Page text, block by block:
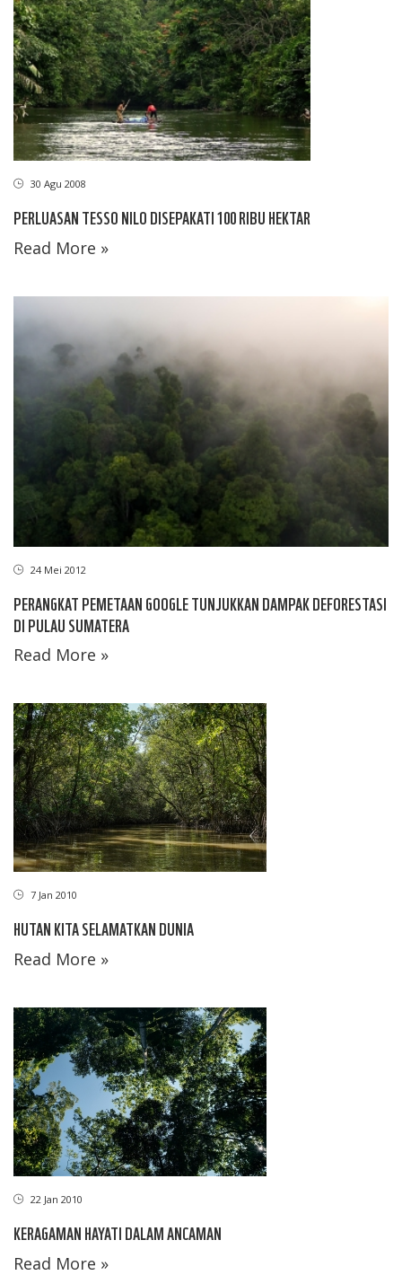
30 Agu 2008
PERLUASAN TESSO NILO DISEPAKATI 100 RIBU HEKTAR
Read More »
24 Mei 2012
PERANGKAT PEMETAAN GOOGLE TUNJUKKAN DAMPAK DEFORESTASI
DI PULAU SUMATERA
Read More »
7 Jan 2010
HUTAN KITA SELAMATKAN DUNIA
Read More »
22 Jan 2010
KERAGAMAN HAYATI DALAM ANCAMAN
Read More »